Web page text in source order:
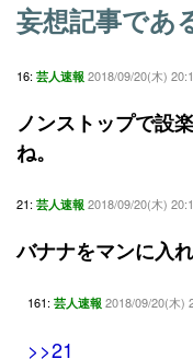
妄想記事であ
16: 芸人速報 2018/09/20(木)
ノンストップで設
ね。
21: 芸人速報 2018/09/20(木)
バナナをマンに入
161: 芸人速報 2018/09/20(木)
>>21